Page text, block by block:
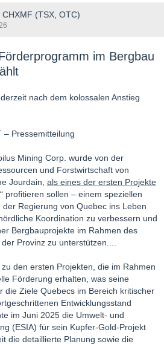
(TSX, OTC)
im Bergbau
nach dem kolossalen Anstieg
– Pressemitteilung
Mining Corp. wurde von der
und Forstwirtschaft von
Jourdain, als eines der ersten Projekte
profitieren sollen – einem speziellen
Regierung von Quebec ins Leben
Koordination zu verbessern und
Bergbauprojekte im Rahmen des
Provinz zu unterstützen....
den ersten Projekten, die im Rahmen
Förderung erhalten, was seine
die Ziele Quebecs im Bereich kritischer
Entwicklungsstand
im Juni 2025 die Umwelt- und
(ESIA) für sein Kupfer-Gold-Projekt
die detaillierte Planung sowie die